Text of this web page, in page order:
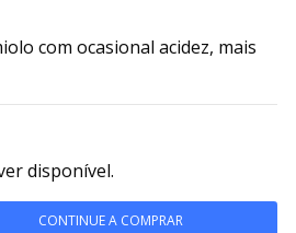
com ocasional acidez, mais
disponível.
CONTINUE A COMPRAR